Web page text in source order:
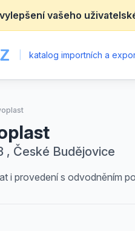
vašeho
katalog importních a
, České Budějovice
i provedení s odvodněním